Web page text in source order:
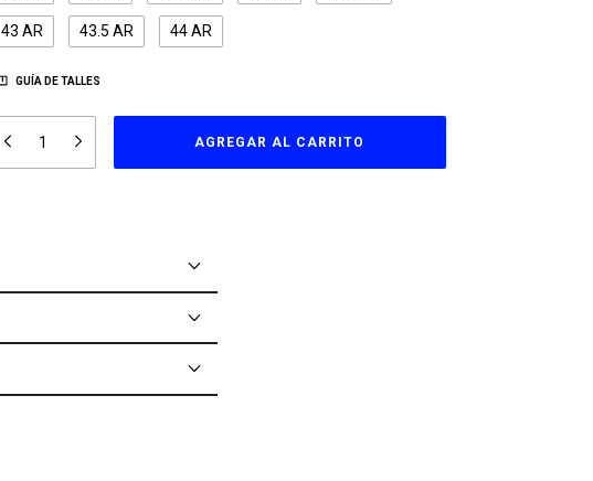
43 AR 43.5 AR 44 AR
GUÍA DE TALLES